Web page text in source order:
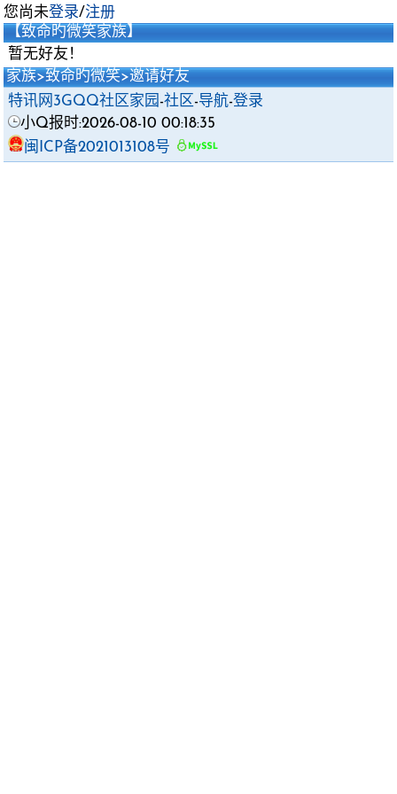
您尚未登录/注册
【致命旳微笑家族】
暂无好友！
家族>致命旳微笑>邀请好友
特讯网3GQQ社区家园 -社区 -导航-登录
小Q报时:2026-08-10 00:18:35
闽ICP备2021013108号